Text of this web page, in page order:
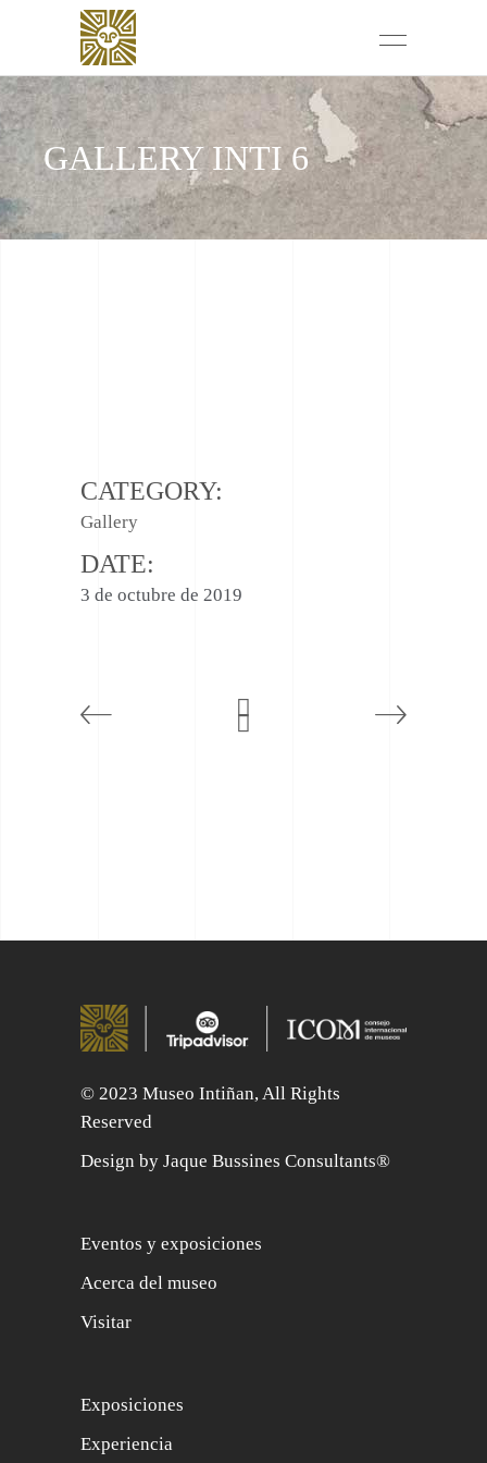
GALLERY INTI 6
CATEGORY:
Gallery
DATE:
3 de octubre de 2019
© 2023 Museo Intiñan, All Rights
Reserved
Design by Jaque Bussines Consultants®
Eventos y exposiciones
Acerca del museo
Visitar
Exposiciones
Experiencia